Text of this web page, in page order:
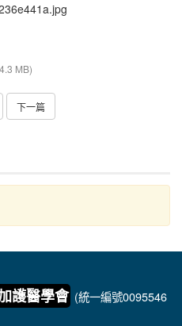
MB)
下一篇
護醫學會 (統一編號0095546